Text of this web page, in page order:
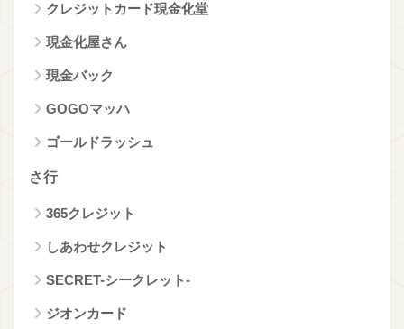
クレジットカード現金化堂
現金化屋さん
現金バック
GOGOマッハ
ゴールドラッシュ
さ行
365クレジット
しあわせクレジット
SECRET-シークレット-
ジオンカード